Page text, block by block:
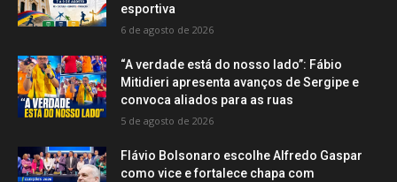
esportiva
6 de agosto de 2026
“A verdade está do nosso lado”: Fábio
Mitidieri apresenta avanços de Sergipe e
convoca aliados para as ruas
5 de agosto de 2026
Flávio Bolsonaro escolhe Alfredo Gaspar
como vice e fortalece chapa com